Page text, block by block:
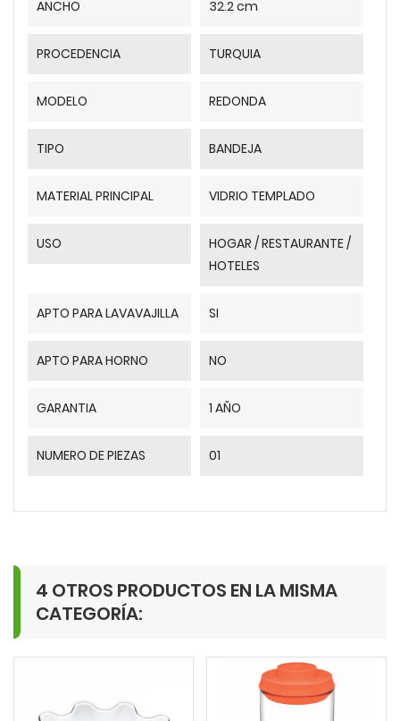
ANCHO 32.2 cm
PROCEDENCIA TURQUIA
MODELO REDONDA
TIPO BANDEJA
MATERIAL PRINCIPAL VIDRIO TEMPLADO
USO
HOGAR / RESTAURANTE /
HOTELES
APTO PARA LAVAVAJILLA SI
APTO PARA HORNO NO
GARANTIA 1 AÑO
NUMERO DE PIEZAS 01
4 OTROS PRODUCTOS EN LA MISMA
CATEGORÍA: